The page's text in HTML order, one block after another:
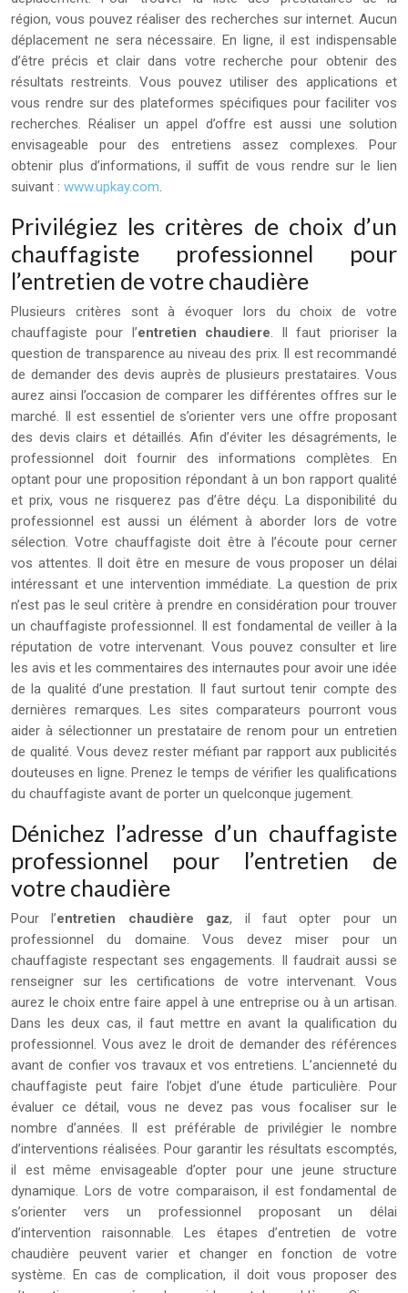
région, vous pouvez réaliser des recherches sur internet. Aucun
déplacement ne sera nécessaire. En ligne, il est indispensable
d’être précis et clair dans votre recherche pour obtenir des
résultats restreints. Vous pouvez utiliser des applications et
vous rendre sur des plateformes spécifiques pour faciliter vos
recherches. Réaliser un appel d’offre est aussi une solution
envisageable pour des entretiens assez complexes. Pour
obtenir plus d’informations, il suffit de vous rendre sur le lien
suivant : www.upkay.com.
Privilégiez les critères de choix d’un
chauffagiste professionnel pour
l’entretien de votre chaudière
Plusieurs critères sont à évoquer lors du choix de votre
chauffagiste pour l’entretien chaudiere. Il faut prioriser la
question de transparence au niveau des prix. Il est recommandé
de demander des devis auprès de plusieurs prestataires. Vous
aurez ainsi l’occasion de comparer les différentes offres sur le
marché. Il est essentiel de s’orienter vers une offre proposant
des devis clairs et détaillés. Afin d’éviter les désagréments, le
professionnel doit fournir des informations complètes. En
optant pour une proposition répondant à un bon rapport qualité
et prix, vous ne risquerez pas d’être déçu. La disponibilité du
professionnel est aussi un élément à aborder lors de votre
sélection. Votre chauffagiste doit être à l’écoute pour cerner
vos attentes. Il doit être en mesure de vous proposer un délai
intéressant et une intervention immédiate. La question de prix
n’est pas le seul critère à prendre en considération pour trouver
un chauffagiste professionnel. Il est fondamental de veiller à la
réputation de votre intervenant. Vous pouvez consulter et lire
les avis et les commentaires des internautes pour avoir une idée
de la qualité d’une prestation. Il faut surtout tenir compte des
dernières remarques. Les sites comparateurs pourront vous
aider à sélectionner un prestataire de renom pour un entretien
de qualité. Vous devez rester méfiant par rapport aux publicités
douteuses en ligne. Prenez le temps de vérifier les qualifications
du chauffagiste avant de porter un quelconque jugement.
Dénichez l’adresse d’un chauffagiste
professionnel pour l’entretien de
votre chaudière
Pour l’entretien chaudière gaz, il faut opter pour un
professionnel du domaine. Vous devez miser pour un
chauffagiste respectant ses engagements. Il faudrait aussi se
renseigner sur les certifications de votre intervenant. Vous
aurez le choix entre faire appel à une entreprise ou à un artisan.
Dans les deux cas, il faut mettre en avant la qualification du
professionnel. Vous avez le droit de demander des références
avant de confier vos travaux et vos entretiens. L’ancienneté du
chauffagiste peut faire l’objet d’une étude particulière. Pour
évaluer ce détail, vous ne devez pas vous focaliser sur le
nombre d’années. Il est préférable de privilégier le nombre
d’interventions réalisées. Pour garantir les résultats escomptés,
il est même envisageable d’opter pour une jeune structure
dynamique. Lors de votre comparaison, il est fondamental de
s’orienter vers un professionnel proposant un délai
d’intervention raisonnable. Les étapes d’entretien de votre
chaudière peuvent varier et changer en fonction de votre
système. En cas de complication, il doit vous proposer des